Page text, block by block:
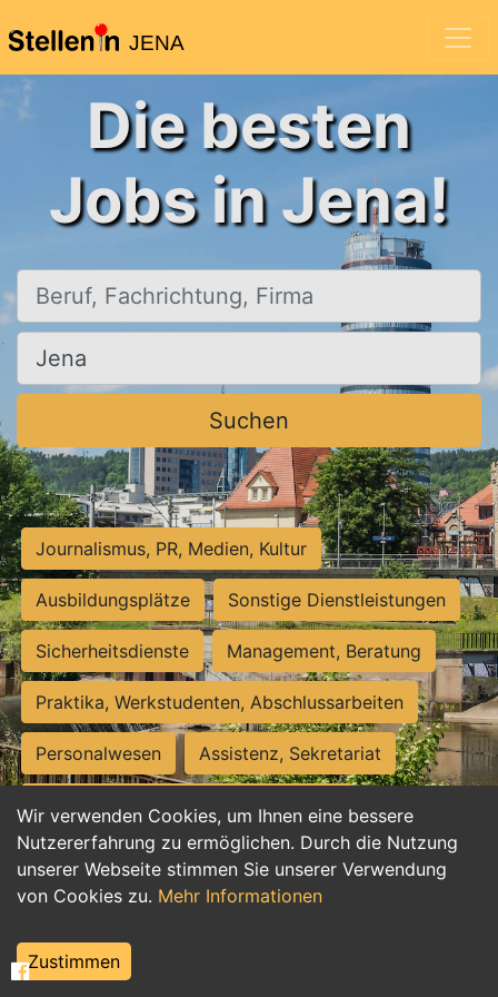
JENA
Wir verwenden Cookies, um Ihnen eine bessere
Nutzererfahrung zu ermöglichen. Durch die Nutzung
unserer Webseite stimmen Sie unserer Verwendung
von Cookies zu. Mehr Informationen
Zustimmen
Die besten
Jobs in Jena!
Beruf, Fachrichtung, Firma
Ort, Stadt
Suchen
Journalismus, PR, Medien, Kultur
Ausbildungsplätze Sonstige Dienstleistungen
Sicherheitsdienste Management, Beratung
Praktika, Werkstudenten, Abschlussarbeiten
Personalwesen Assistenz, Sekretariat
Hilfskräfte, Aushilfs- und Nebenjobs
Einkauf, Logistik, Materialwirtschaft
Weiterbildung, Studium, duale Ausbildung
Tourismus